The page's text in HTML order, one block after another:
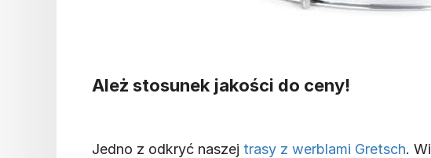
Ależ stosunek jakości do ceny!
Jedno z odkryć naszej trasy z werblami Gretsch.